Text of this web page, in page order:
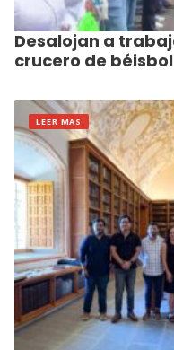
Desalojan a
crucero de béisbol
LEER MAS